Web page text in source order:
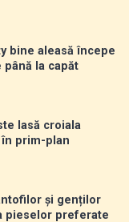
bine aleasă începe
la capăt
lasă croiala
prim-plan
și genților
pieselor preferate